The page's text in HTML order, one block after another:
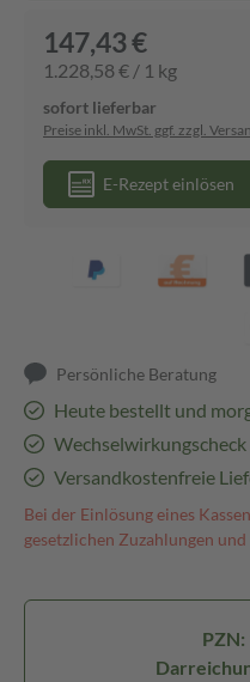
147,43 €
1.228,58 € / 1 kg
sofort lieferbar
Preise inkl. MwSt. ggf. zzgl.
E-Rezept einlösen
Persönliche Beratung
Heute bestellt und
Versandkostenfreie
Bei der Einlösung eines
gesetzlichen Zuzahlungen